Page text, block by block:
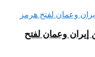
لـ60 يوماً بين إيران وعمان لفتح